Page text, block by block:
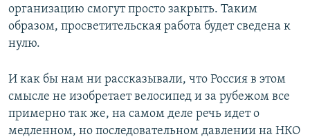
организацию смогут просто закрыть. Таким
образом, просветительская работа будет сведена к
нулю.
И как бы нам ни рассказывали, что Россия в этом
смысле не изобретает велосипед и за рубежом все
примерно так же, на самом деле речь идет о
медленном, но последовательном давлении на НКО